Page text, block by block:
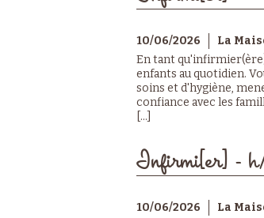
10/06/2026 La
En tant
enfants au quotidien.
soins et d'hygiène,
confiance avec les
[...]
Infirmi[er] -
10/06/2026 La